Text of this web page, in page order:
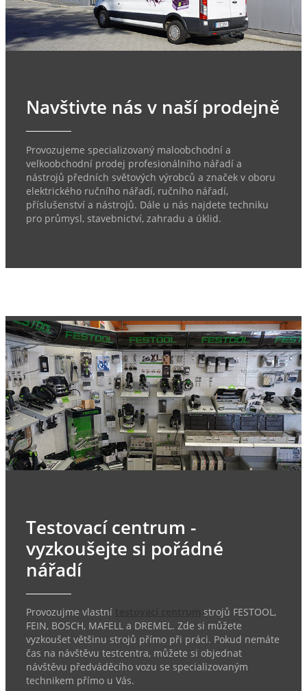
Navštivte nás v naší prodejně
Provozujeme specializovaný maloobchodní a
velkoobchodní prodej profesionálního nářadí a
nástrojů předních světových výrobců a značek v oboru
elektrického ručního nářadí, ručního nářadí,
příslušenství a nástrojů. Dále u nás najdete techniku
pro průmysl, stavebnictví, zahradu a úklid.
Testovací centrum -
vyzkoušejte si pořádné
nářadí
Provozujme vlastní
strojů FESTOOL,
FEIN, BOSCH, MAFELL a DREMEL. Zde si můžete
vyzkoušet většinu strojů přímo při práci. Pokud nemáte
čas na návštěvu testcentra, můžete si objednat
návštěvu předváděcího vozu se specializovaným
technikem přímo u Vás.